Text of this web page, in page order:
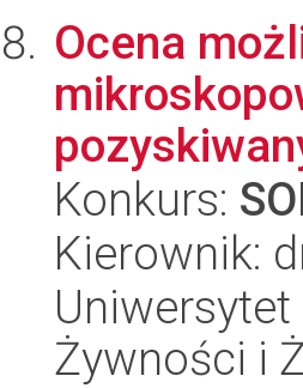
Ocena
Konkurs:
Kierownik:
Uniwersytet
Żywności i